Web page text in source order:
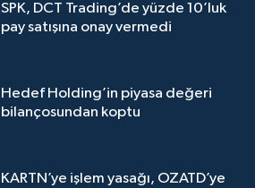
SPK, DCT Trading’de yüzde 10’luk
pay satışına onay vermedi
Hedef Holding’in piyasa değeri
bilançosundan koptu
KARTN’ye işlem yasağı, OZATD’ye